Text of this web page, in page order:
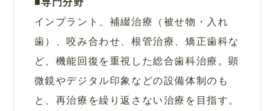
専門分野
インプラント、補綴治療（被せ物・入れ
歯）、咬み合わせ、根管治療、矯正歯科な
ど、機能回復を重視した総合歯科治療。顕
微鏡やデジタル印象などの設備体制のも
と、再治療を繰り返さない治療を目指す。